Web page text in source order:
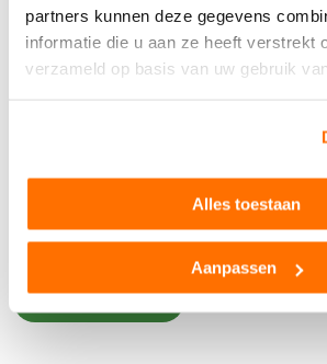
partners kunnen deze gegevens
informatie die u aan ze heeft verstrekt
verzameld op basis van uw gebruik
Alles toestaan
Aanpassen
37,2536,75
voir le produit